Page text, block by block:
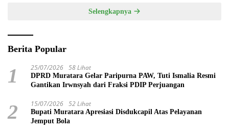
Selengkapnya
Berita Popular
1 25/07/2026 58 Lihat
DPRD Muratara Gelar Paripurna PAW, Tuti Ismalia Resmi
Gantikan Irwnsyah dari Fraksi PDIP Perjuangan
2 15/07/2026 52 Lihat
Bupati Muratara Apresiasi Disdukcapil Atas Pelayanan
Jemput Bola